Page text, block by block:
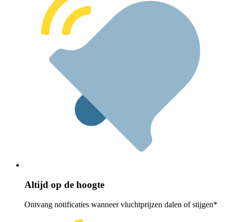
Altijd op de hoogte
Ontvang notificaties wanneer vluchtprijzen dalen of stijgen*